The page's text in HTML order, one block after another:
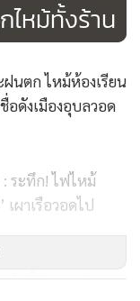
หม้ทั้งร้าน
นตก ไหม้ห้องเรียน
อดังเมืองอุบลวอด
: ระทึก! ไฟไหม้
เผาเรือวอดไป
สินค้าทางการ